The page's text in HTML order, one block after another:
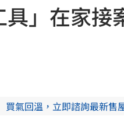
我都喜歡 11:02
股衝擊
聲暴跌4%
中合作
具」在家
買氣回溫，立即諮詢最新售